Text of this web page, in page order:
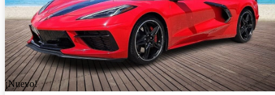
¡Nuevo!